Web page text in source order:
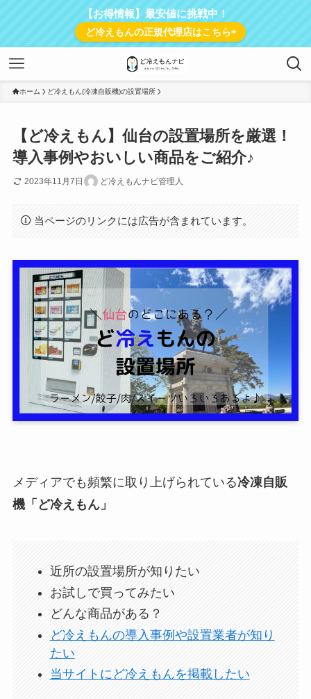
【お得情報】最安値に挑戦中！
ど冷えもんの正規代理店はこちら⇨
ホーム ど冷えもん(冷凍自販機)の設置場所
【ど冷えもん】仙台の設置場所を厳選！
導入事例やおいしい商品をご紹介♪
2023年11月7日 ど冷えもんナビ管理人
当ページのリンクには広告が含まれています。
メディアでも頻繁に取り上げられている冷凍自販
機「ど冷えもん」
近所の設置場所が知りたい
お試しで買ってみたい
どんな商品がある？
ど冷えもんの導入事例や設置業者が知り
たい
当サイトにど冷えもんを掲載したい